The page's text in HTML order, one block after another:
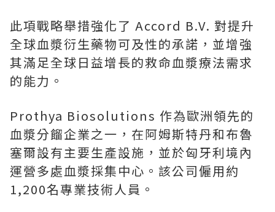
此項戰略舉措強化了 Accord B.V. 對提升
全球血漿衍生藥物可及性的承諾，並增強
其滿足全球日益增長的救命血漿療法需求
的能力。
Prothya Biosolutions 作為歐洲領先的
血漿分餾企業之一，在阿姆斯特丹和布魯
塞爾設有主要生產設施，並於匈牙利境內
運營多處血漿採集中心。該公司僱用約
1,200名專業技術人員。